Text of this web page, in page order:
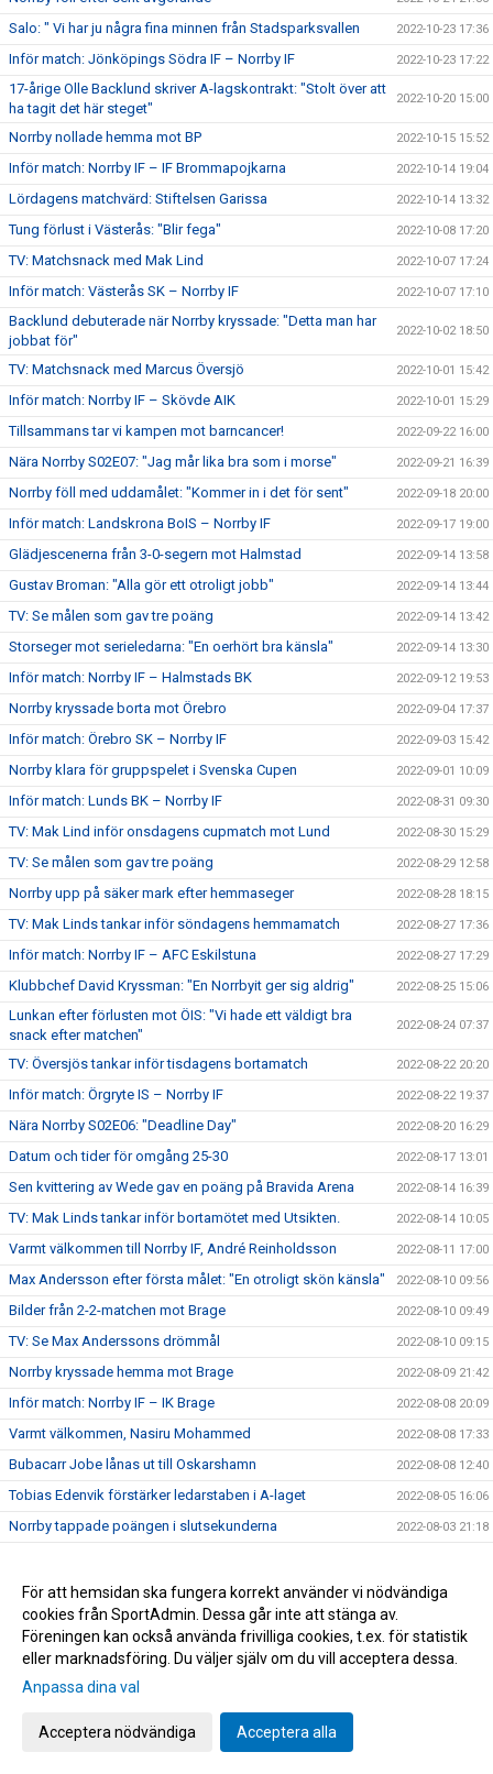
Salo: " Vi har ju några fina minnen från Stadsparksvallen 2022-10-23 17:36
Inför match: Jönköpings Södra IF – Norrby IF 2022-10-23 17:22
17-årige Olle Backlund skriver A-lagskontrakt: "Stolt över att
ha tagit det här steget"
2022-10-20 15:00
Norrby nollade hemma mot BP 2022-10-15 15:52
Inför match: Norrby IF – IF Brommapojkarna 2022-10-14 19:04
Lördagens matchvärd: Stiftelsen Garissa 2022-10-14 13:32
Tung förlust i Västerås: "Blir fega" 2022-10-08 17:20
TV: Matchsnack med Mak Lind 2022-10-07 17:24
Inför match: Västerås SK – Norrby IF 2022-10-07 17:10
Backlund debuterade när Norrby kryssade: "Detta man har
jobbat för"
2022-10-02 18:50
TV: Matchsnack med Marcus Översjö 2022-10-01 15:42
Inför match: Norrby IF – Skövde AIK 2022-10-01 15:29
Tillsammans tar vi kampen mot barncancer! 2022-09-22 16:00
Nära Norrby S02E07: "Jag mår lika bra som i morse" 2022-09-21 16:39
Norrby föll med uddamålet: "Kommer in i det för sent" 2022-09-18 20:00
Inför match: Landskrona BoIS – Norrby IF 2022-09-17 19:00
Glädjescenerna från 3-0-segern mot Halmstad 2022-09-14 13:58
Gustav Broman: "Alla gör ett otroligt jobb" 2022-09-14 13:44
TV: Se målen som gav tre poäng 2022-09-14 13:42
Storseger mot serieledarna: "En oerhört bra känsla" 2022-09-14 13:30
Inför match: Norrby IF – Halmstads BK 2022-09-12 19:53
Norrby kryssade borta mot Örebro 2022-09-04 17:37
Inför match: Örebro SK – Norrby IF 2022-09-03 15:42
Norrby klara för gruppspelet i Svenska Cupen 2022-09-01 10:09
Inför match: Lunds BK – Norrby IF 2022-08-31 09:30
TV: Mak Lind inför onsdagens cupmatch mot Lund 2022-08-30 15:29
TV: Se målen som gav tre poäng 2022-08-29 12:58
Norrby upp på säker mark efter hemmaseger 2022-08-28 18:15
TV: Mak Linds tankar inför söndagens hemmamatch 2022-08-27 17:36
Inför match: Norrby IF – AFC Eskilstuna 2022-08-27 17:29
Klubbchef David Kryssman: "En Norrbyit ger sig aldrig" 2022-08-25 15:06
Lunkan efter förlusten mot ÖIS: "Vi hade ett väldigt bra
snack efter matchen"
2022-08-24 07:37
TV: Översjös tankar inför tisdagens bortamatch 2022-08-22 20:20
Inför match: Örgryte IS – Norrby IF 2022-08-22 19:37
Nära Norrby S02E06: "Deadline Day" 2022-08-20 16:29
Datum och tider för omgång 25-30 2022-08-17 13:01
Sen kvittering av Wede gav en poäng på Bravida Arena 2022-08-14 16:39
TV: Mak Linds tankar inför bortamötet med Utsikten. 2022-08-14 10:05
Varmt välkommen till Norrby IF, André Reinholdsson 2022-08-11 17:00
Max Andersson efter första målet: "En otroligt skön känsla" 2022-08-10 09:56
Bilder från 2-2-matchen mot Brage 2022-08-10 09:49
TV: Se Max Anderssons drömmål 2022-08-10 09:15
Norrby kryssade hemma mot Brage 2022-08-09 21:42
Inför match: Norrby IF – IK Brage 2022-08-08 20:09
Varmt välkommen, Nasiru Mohammed 2022-08-08 17:33
Bubacarr Jobe lånas ut till Oskarshamn 2022-08-08 12:40
Tobias Edenvik förstärker ledarstaben i A-laget 2022-08-05 16:06
Norrby tappade poängen i slutsekunderna 2022-08-03 21:18
Bilder från lördagens match Trelleborg 2022-07-31 11:42
Stor dramatik när Norrby föll - gästerna avgjorde på övertid 2022-07-30 16:04
Inför match: Norrby IF – Trelleborgs FF 2022-07-29 18:56
Tung eftermiddag på Grimsta
Inför match: IF Brommapojkarna – Norrby IF
Christian Rubio Sivodedov och Norrby IF går skilda vägar
För att hemsidan ska fungera korrekt använder vi nödvändiga
cookies från SportAdmin. Dessa går inte att stänga av.
Föreningen kan också använda frivilliga cookies, t.ex. för statistik
eller marknadsföring. Du väljer själv om du vill acceptera dessa.
Anpassa dina val
Acceptera nödvändiga Acceptera alla